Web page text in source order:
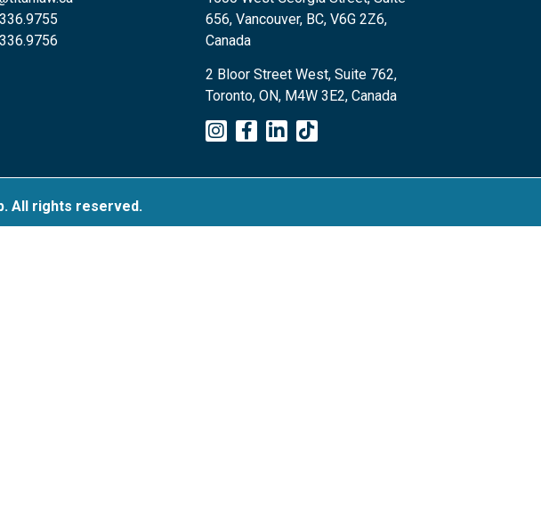
656, Vancouver, BC, V6G 2Z6,
Canada
2 Bloor Street West, Suite 762,
Toronto, ON, M4W 3E2, Canada
All rights reserved.